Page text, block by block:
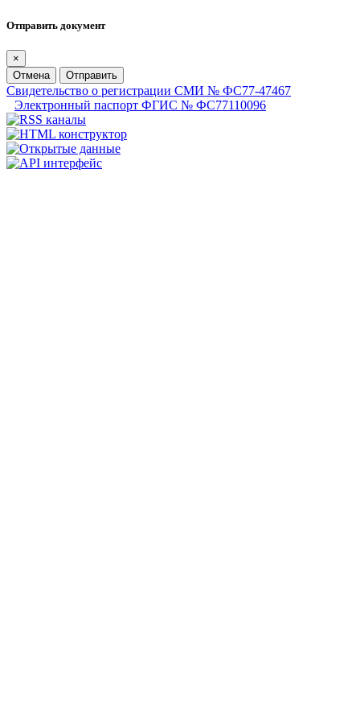
Отправить документ
×
Отмена
Отправить
Свидетельство о регистрации СМИ № ФС77-47467
Электронный паспорт ФГИС № ФС77110096